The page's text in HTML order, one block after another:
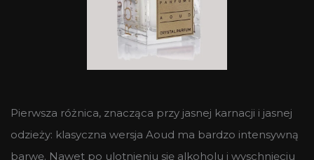
Pierwsza różnica, znacząca przy jasnej karnacji i jasnej
odzieży: klasyczna wersja Aoud ma bardzo intensywną
barwę. Nawet po ulotnieniu się alkoholu i wyschnięciu